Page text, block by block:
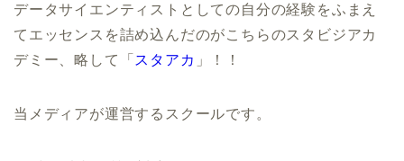
データサイエンティストとしての自分の経験をふまえ
てエッセンスを詰め込んだのがこちらのスタビジアカ
デミー、略して「 スタアカ 」！！
当メディアが運営するスクールです。